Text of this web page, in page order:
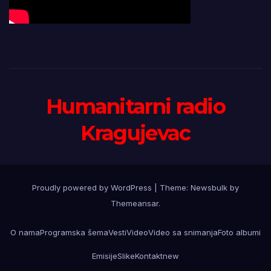
Humanitarni radio
Kragujevac
Proudly powered by WordPress Theme: Newsbulk by
Themeansar.
O namaProgramska šemaVestiVideoVideo sa snimanjaFoto albumi
EmisijeSlikeKontaktnew